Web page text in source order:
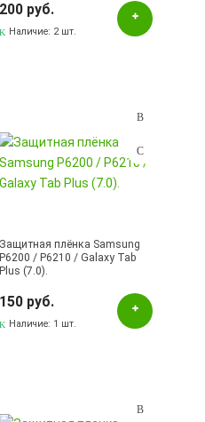
200 руб.
Наличие: 2 шт.
Защитная плёнка Samsung
P6200 / P6210 / Galaxy Tab
Plus (7.0).
150 руб.
Наличие: 1 шт.